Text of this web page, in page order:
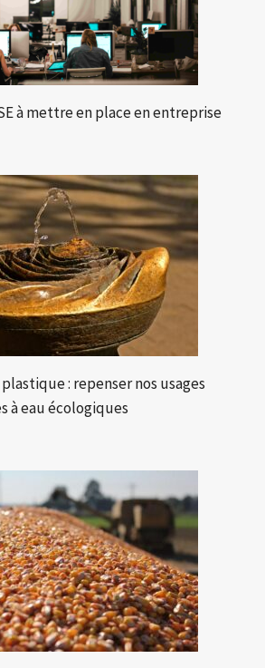
à mettre en place en entreprise
: repenser nos usages
à eau écologiques